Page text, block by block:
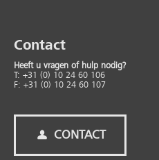
Contact
Heeft u vragen of hulp nodig?
T: +31 (0) 10 24 60 106
F: +31 (0) 10 24 60 107
CONTACT